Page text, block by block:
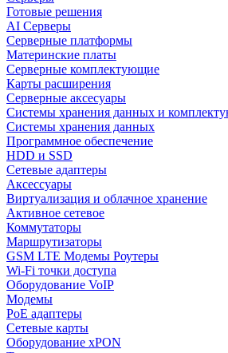
Готовые решения
AI Серверы
Серверные платформы
Материнские платы
Серверные комплектующие
Карты расширения
Серверные аксесуары
Системы хранения данных и
Системы хранения данных
Программное обеспечение
HDD и SSD
Сетевые адаптеры
Аксессуары
Виртуализация и облачное хранение
Активное сетевое
Коммутаторы
Маршрутизаторы
GSM LTE Модемы Роутеры
Wi-Fi точки доступа
Оборудование VoIP
Модемы
PoE адаптеры
Сетевые карты
Оборудование xPON